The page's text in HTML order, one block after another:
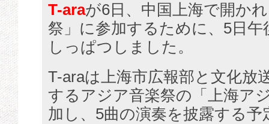
T-araが6日、中国上海で開か
祭」に参加するために、5日午
しっぱつしました。
T-araは上海市広報部と文化放
するアジア音楽祭の「上海ア
加し、5曲の演奏を披露する予